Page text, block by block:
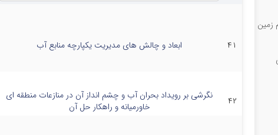
زمین
۴۱ ابعاد و چالش های مدیریت یکپارچه منابع آب
۴۲
نگرشی بر رویداد بحران آب و چشم انداز آن در منازعات منطقه ای
خاورمیانه و راهکار حل آن